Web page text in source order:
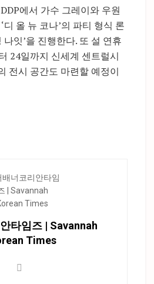
에서 가수 그레이와 우원
디 올 뉴 코나’의 파티 형식 론
나잇’을 진행한다. 또 설 연휴
24일까지 신세계 센트럴시
전시 공간도 마련할 예정이
타임즈 | Savannah
Times